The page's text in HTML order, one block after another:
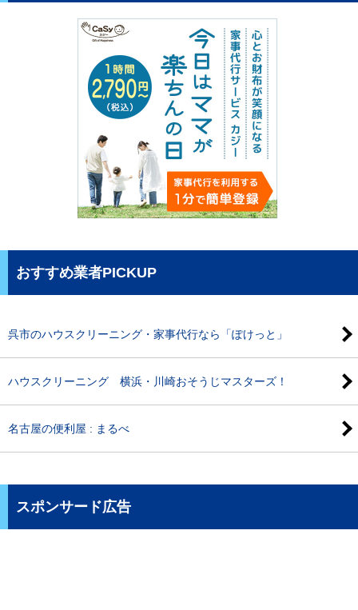
おすすめ業者PICKUP
呉市のハウスクリーニング・家事代行なら「ぽけっと」
ハウスクリーニング 横浜・川崎おそうじマスターズ！
名古屋の便利屋 : まるべ
スポンサード広告